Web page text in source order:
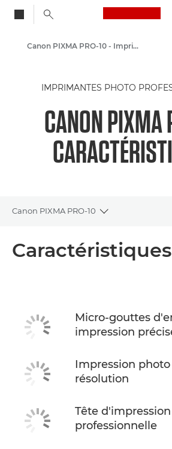
Imprimantes Canon
Canon PIXMA PRO-10 - Imprimantes jet d'encre
IMPRIMANTES PHOTO
CANON PIXMA
Canon PIXMA PRO-10
Toggle
Caractéristiques
Micro-gouttes
impression
Impression
résolution
Tête
professionnelle